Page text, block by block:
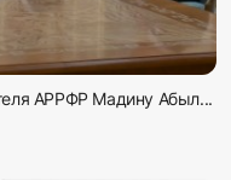
АРРФР Мадину Абыл...